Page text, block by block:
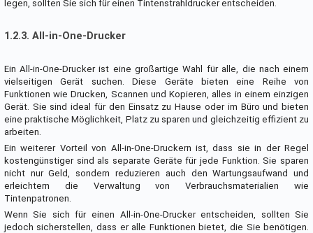
legen, sollten Sie sich für einen Tintenstrahldrucker entscheiden.
1.2.3. All-in-One-Drucker
Ein All-in-One-Drucker ist eine großartige Wahl für alle, die nach einem
vielseitigen Gerät suchen. Diese Geräte bieten eine Reihe von
Funktionen wie Drucken, Scannen und Kopieren, alles in einem einzigen
Gerät. Sie sind ideal für den Einsatz zu Hause oder im Büro und bieten
eine praktische Möglichkeit, Platz zu sparen und gleichzeitig effizient zu
arbeiten.
Ein weiterer Vorteil von All-in-One-Druckern ist, dass sie in der Regel
kostengünstiger sind als separate Geräte für jede Funktion. Sie sparen
nicht nur Geld, sondern reduzieren auch den Wartungsaufwand und
erleichtern die Verwaltung von Verbrauchsmaterialien wie
Tintenpatronen.
Wenn Sie sich für einen All-in-One-Drucker entscheiden, sollten Sie
jedoch sicherstellen, dass er alle Funktionen bietet, die Sie benötigen.